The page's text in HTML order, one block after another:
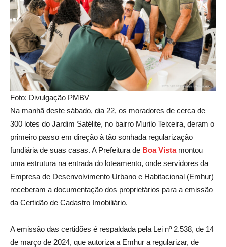
Foto: Divulgação PMBV
Na manhã deste sábado, dia 22, os moradores de cerca de
300 lotes do Jardim Satélite, no bairro Murilo Teixeira, deram o
primeiro passo em direção à tão sonhada regularização
fundiária de suas casas. A Prefeitura de Boa Vistamontou
uma estrutura na entrada do loteamento, onde servidores da
Empresa de Desenvolvimento Urbano e Habitacional (Emhur)
receberam a documentação dos proprietários para a emissão
da Certidão de Cadastro Imobiliário.
A emissão das certidões é respaldada pela Lei nº 2.538, de 14
de março de 2024, que autoriza a Emhur a regularizar, de